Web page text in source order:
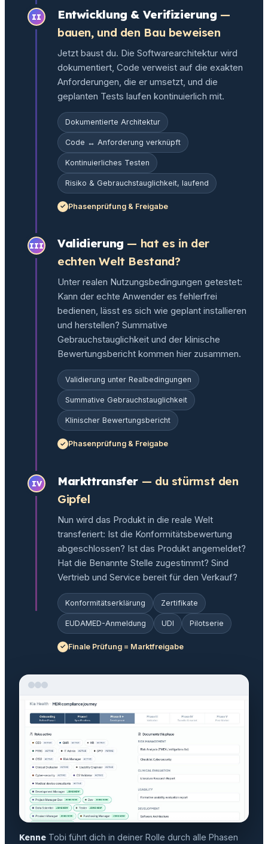
II Entwicklung & Verifizierung —
bauen, und den Bau beweisen
Jetzt baust du. Die Softwarearchitektur wird
dokumentiert, Code verweist auf die exakten
Anforderungen, die er umsetzt, und die
geplanten Tests laufen kontinuierlich mit.
Dokumentierte Architektur
Code ↔ Anforderung verknüpft
Kontinuierliches Testen
Risiko & Gebrauchstauglichkeit, laufend
Phasenprüfung & Freigabe
III Validierung — hat es in der
echten Welt Bestand?
Unter realen Nutzungsbedingungen getestet:
Kann der echte Anwender es fehlerfrei
bedienen, lässt es sich wie geplant installieren
und herstellen? Summative
Gebrauchstauglichkeit und der klinische
Bewertungsbericht kommen hier zusammen.
Validierung unter Realbedingungen
Summative Gebrauchstauglichkeit
Klinischer Bewertungsbericht
Phasenprüfung & Freigabe
IV Markttransfer — du stürmst den
Gipfel
Nun wird das Produkt in die reale Welt
transferiert: Ist die Konformitätsbewertung
abgeschlossen? Ist das Produkt angemeldet?
Hat die Benannte Stelle zugestimmt? Sind
Vertrieb und Service bereit für den Verkauf?
Konformitätserklärung Zertifikate
EUDAMED-Anmeldung UDI Pilotserie
Finale Prüfung = Marktfreigabe
Kenne Tobi führt dich in deiner Rolle durch alle Phasen